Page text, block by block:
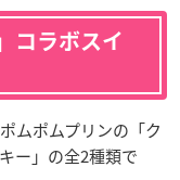
コラボスイ
ムポムプリンの「ク
ー」の全2種類で